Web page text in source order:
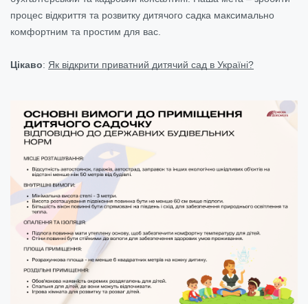
процес відкриття та розвитку дитячого садка максимально
комфортним та простим для вас.
Цікаво: Як відкрити приватний дитячий сад в Україні?